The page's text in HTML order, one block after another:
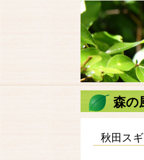
森の
秋田ス